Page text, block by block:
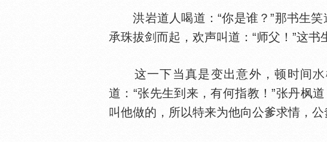
洪岩道人喝道：“你是谁？”那书生笑
承珠拔剑而起，欢声叫道：“师父！”这
这一下当真是变出意外，顿时间
道：“张先生到来，有何指教！”张丹枫
叫他做的，所以特来为他向公爹求情，